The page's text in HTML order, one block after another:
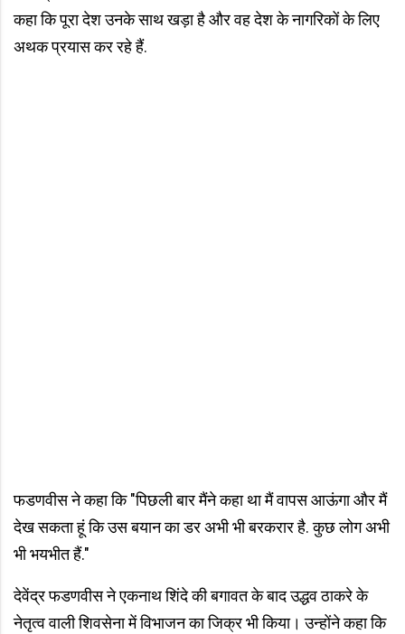
कहा कि पूरा देश उनके साथ खड़ा है और वह देश के नागरिकों के लिए
अथक प्रयास कर रहे हैं.
फडणवीस ने कहा कि "पिछली बार मैंने कहा था मैं वापस आऊंगा और मैं
देख सकता हूं कि उस बयान का डर अभी भी बरकरार है. कुछ लोग अभी
भी भयभीत हैं."
देवेंद्र फडणवीस ने एकनाथ शिंदे की बगावत के बाद उद्धव ठाकरे के
नेतृत्व वाली शिवसेना में विभाजन का जिक्र भी किया। उन्होंने कहा कि